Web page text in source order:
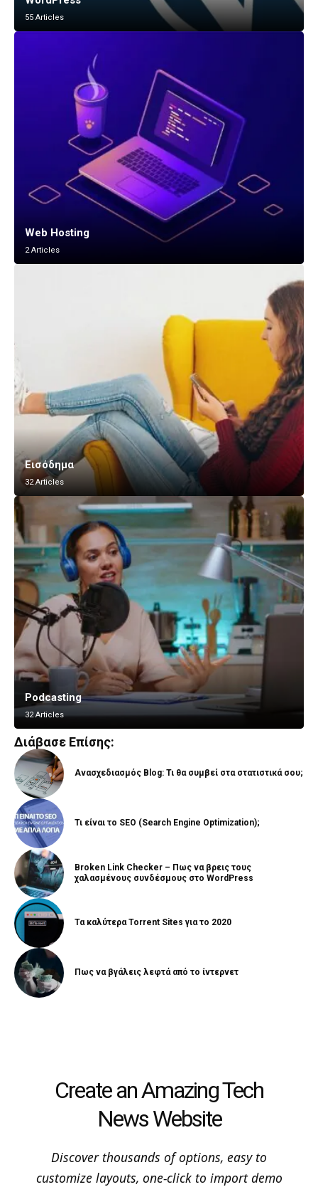
55 Articles
Web Hosting
2 Articles
Εισόδημα
32 Articles
Podcasting
32 Articles
Vlogging
8 Articles
Διάβασε Επίσης:
Ανασχεδιασμός Blog: Τι θα συμβεί στα στατιστικά σου;
Τι είναι το SEO (Search Engine Optimization);
Broken Link Checker – Πως να βρεις τους
χαλασμένους συνδέσμους στο WordPress
Τα καλύτερα Torrent Sites για το 2020
Πως να βγάλεις λεφτά από το ίντερνετ
Create an Amazing Tech
News Website
Discover thousands of options, easy to
customize layouts, one-click to import demo